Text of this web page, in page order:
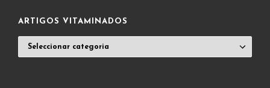
ARTIGOS VITAMINADOS
VITAMINADOS